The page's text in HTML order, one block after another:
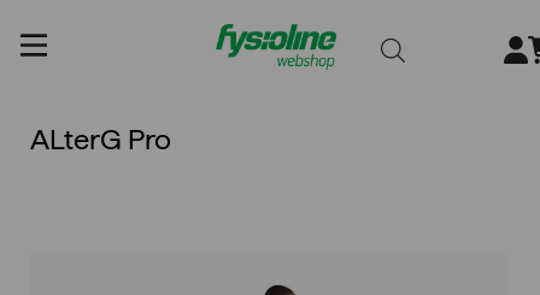
innehållet
ALterG Pro